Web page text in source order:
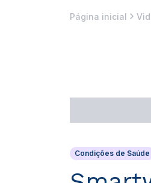
Página inicial
Condições de Saúde